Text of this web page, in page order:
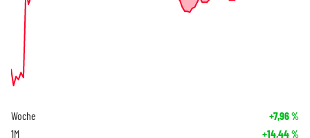
Woche +7,96%
1M +14,44%